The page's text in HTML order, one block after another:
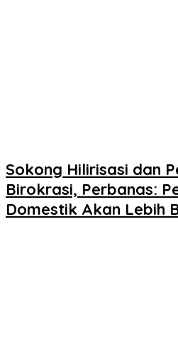
Sokong Hilirisasi dan
Birokrasi, Perbanas:
Domestik Akan Lebih